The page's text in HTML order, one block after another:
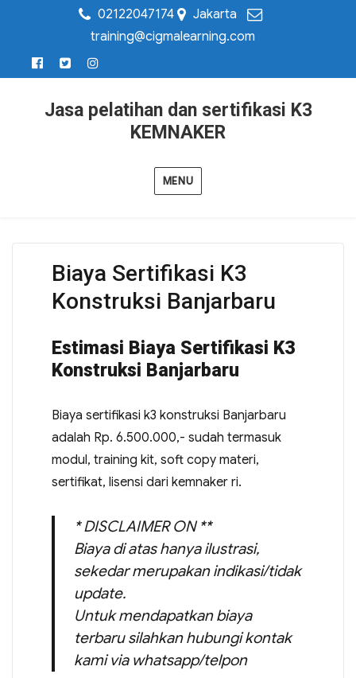
02122047174
Jakarta
training@cigmalearning.com
Jasa pelatihan dan sertifikasi K3
KEMNAKER
MENU
Biaya Sertifikasi K3
Konstruksi Banjarbaru
Estimasi Biaya Sertifikasi K3
Konstruksi Banjarbaru
Biaya sertifikasi k3 konstruksi Banjarbaru
adalah Rp. 6.500.000,- sudah termasuk
modul, training kit, soft copy materi,
sertifikat, lisensi dari kemnaker ri.
* DISCLAIMER ON **
Biaya di atas hanya ilustrasi,
sekedar merupakan indikasi/tidak
update.
Untuk mendapatkan biaya
terbaru silahkan hubungi kontak
kami via whatsapp/telpon